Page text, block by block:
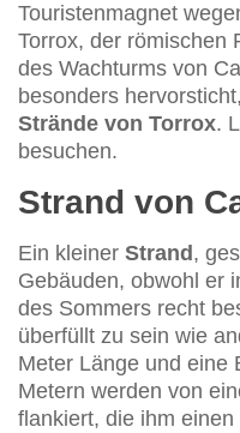
Touristenmagnet
Torrox, der römischen
des Wachturms von
besonders
Strände von Torrox.
besuchen.
Strand von
Ein kleiner Strand ,
Gebäuden, obwohl er
des Sommers recht
überfüllt zu sein wie
Meter Länge und eine
Metern werden von
flankiert, die ihm